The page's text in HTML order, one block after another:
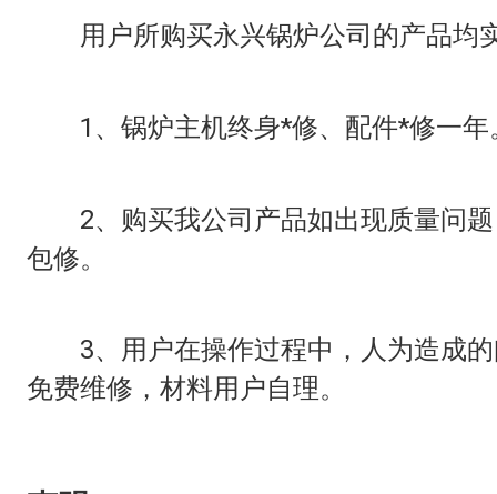
用户所购买永兴锅炉公司的产品均
1、锅炉主机终身*修、配件*修一年
2、购买我公司产品如出现质量问题
包修。
3、用户在操作过程中，人为造成的
免费维修，材料用户自理。